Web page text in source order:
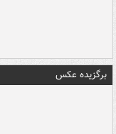
برگزیده عکس